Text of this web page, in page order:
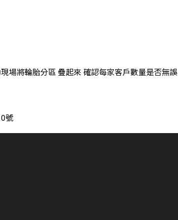
場將輪胎分區 疊起來 確認每家客戶數量是否無誤
號